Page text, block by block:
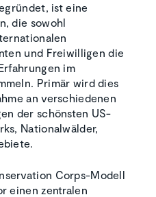
ist eine
die sowohl
und Freiwilligen die
im
Primär wird dies
an verschiedenen
der schönsten US-
Nationalwälder,
Corps-Modell
einen zentralen